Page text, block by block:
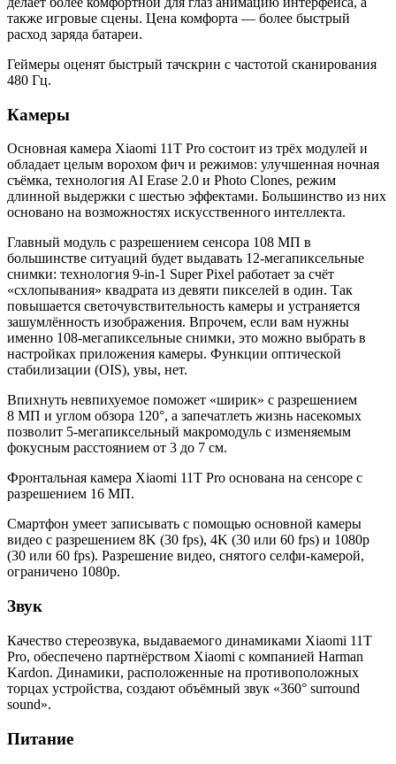
также игровые сцены. Цена комфорта — более быстрый
расход заряда батареи.
Геймеры оценят быстрый тачскрин с частотой сканирования
480 Гц.
Камеры
Основная камера Xiaomi 11T Pro состоит из трёх модулей и
обладает целым ворохом фич и режимов: улучшенная ночная
съёмка, технология AI Erase 2.0 и Photo Clones, режим
длинной выдержки с шестью эффектами. Большинство из них
основано на возможностях искусственного интеллекта.
Главный модуль с разрешением сенсора 108 МП в
большинстве ситуаций будет выдавать 12-мегапиксельные
снимки: технология 9-in-1 Super Pixel работает за счёт
«схлопывания» квадрата из девяти пикселей в один. Так
повышается светочувствительность камеры и устраняется
зашумлённость изображения. Впрочем, если вам нужны
именно 108-мегапиксельные снимки, это можно выбрать в
настройках приложения камеры. Функции оптической
стабилизации (OIS), увы, нет.
Впихнуть невпихуемое поможет «ширик» с разрешением
8 МП и углом обзора 120°, а запечатлеть жизнь насекомых
позволит 5-мегапиксельный макромодуль с изменяемым
фокусным расстоянием от 3 до 7 см.
Фронтальная камера Xiaomi 11T Pro основана на сенсоре с
разрешением 16 МП.
Смартфон умеет записывать с помощью основной камеры
видео с разрешением 8K (30 fps), 4K (30 или 60 fps) и 1080p
(30 или 60 fps). Разрешение видео, снятого селфи-камерой,
ограничено 1080p.
Звук
Качество стереозвука, выдаваемого динамиками Xiaomi 11T
Pro, обеспечено партнёрством Xiaomi с компанией Harman
Kardon. Динамики, расположенные на противоположных
торцах устройства, создают объёмный звук «360° surround
sound».
Питание